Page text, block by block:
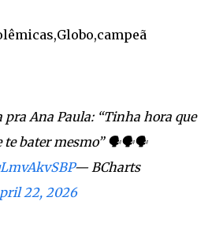
Ana Paula: “Tinha hora que
te bater mesmo” 🗣️🗣️🗣️
— BCharts
22, 2026